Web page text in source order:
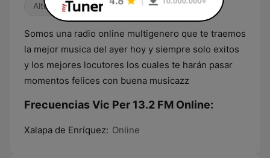
Alternativa / Indie Años 80
Somos una radio online multigenero que te traemos
la mejor musica del ayer hoy y siempre solo exitos
y los mejores locutores los cuales te harán pasar
momentos felices con buena musicazz
Frecuencias Vic Per 13.2 FM Online:
Xalapa de Enríquez: Online